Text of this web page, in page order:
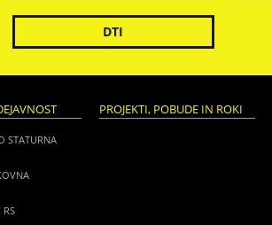
DTI
STATURNA
RS
PROJEKTI, POBUDE IN ROKI